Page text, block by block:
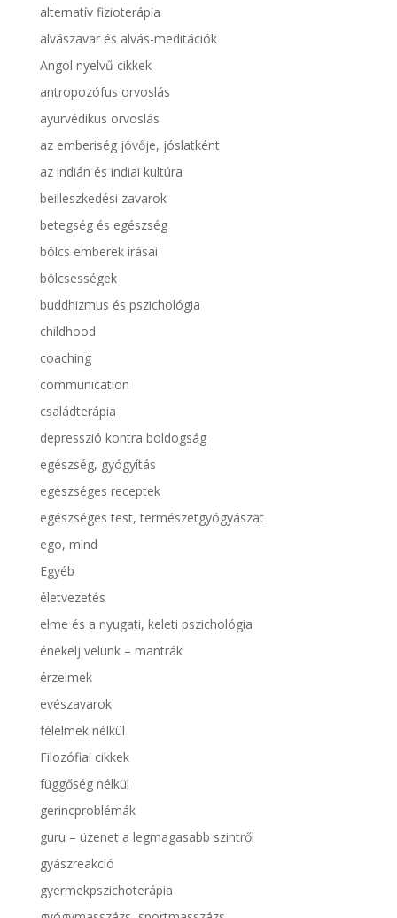
alternatív fizioterápia
alvászavar és alvás-meditációk
Angol nyelvű cikkek
antropozófus orvoslás
ayurvédikus orvoslás
az emberiség jövője, jóslatként
az indián és indiai kultúra
beilleszkedési zavarok
betegség és egészség
bölcs emberek írásai
bölcsességek
buddhizmus és pszichológia
childhood
coaching
communication
családterápia
depresszió kontra boldogság
egészség, gyógyítás
egészséges receptek
egészséges test, természetgyógyászat
ego, mind
Egyéb
életvezetés
elme és a nyugati, keleti pszichológia
énekelj velünk – mantrák
érzelmek
evészavarok
félelmek nélkül
Filozófiai cikkek
függőség nélkül
gerincproblémák
guru – üzenet a legmagasabb szintről
gyászreakció
gyermekpszichoterápia